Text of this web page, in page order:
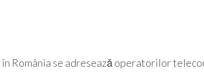
România se adresează operatorilor